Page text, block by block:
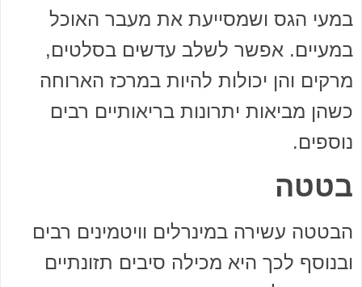
במעי הגס ושמסייעת את מעבר האוכל
במעיים. אפשר לשלב עדשים בסלטים,
מרקים והן יכולות להיות במרכז הארוחה
כשהן מביאות יתרונות בריאותיים רבים
נוספים.
בטטה
הבטטה עשירה במינרלים וויטמינים רבים
ובנוסף לכך היא מכילה סיבים תזונתיים